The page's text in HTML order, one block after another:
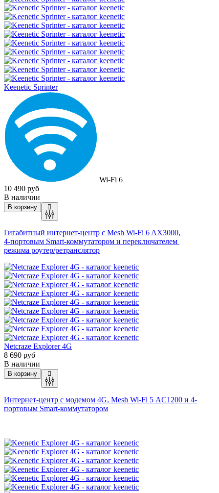
Keenetic Sprinter
Wi-Fi 6
10 490 руб
В наличии
В корзину
Гигабитный интернет-центр с Mesh Wi-Fi 6 AX3000,
4-портовым Smart-коммутатором и переключателем
режима роутер/ретранслятор
Netcraze Explorer 4G
8 690 руб
В наличии
В корзину
Интернет-центр с модемом 4G, Mesh Wi-Fi 5 AC1200 и 4-
портовым Smart-коммутатором